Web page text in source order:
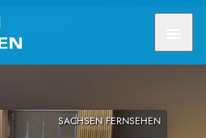
SACHSEN FERNSEHEN